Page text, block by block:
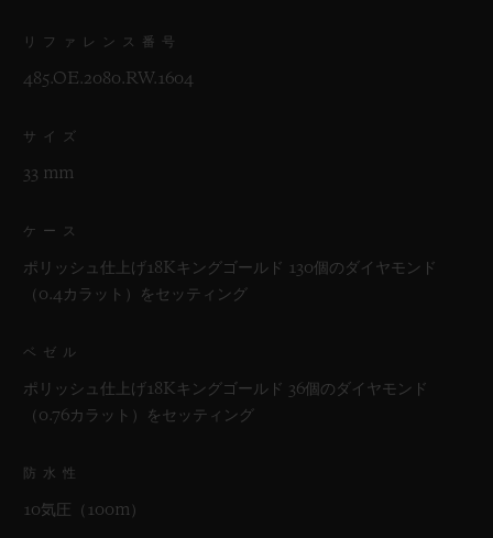
リファレンス番号
485.OE.2080.RW.1604
サイズ
33 mm
ケース
ポリッシュ仕上げ18Kキングゴールド 130個のダイヤモンド
（0.4カラット）をセッティング
ベゼル
ポリッシュ仕上げ18Kキングゴールド 36個のダイヤモンド
（0.76カラット）をセッティング
防水性
10気圧（100m）